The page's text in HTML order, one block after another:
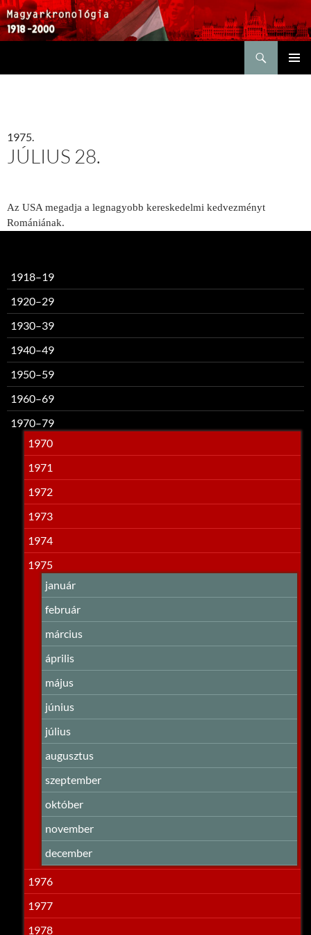
1975.
JÚLIUS 28.
Az USA megadja a legnagyobb kereskedelmi kedvezményt
Romániának.
1918–19
1920–29
1930–39
1940–49
1950–59
1960–69
1970–79
1970
1971
1972
1973
1974
1975
január
február
március
április
május
június
július
augusztus
szeptember
október
november
december
1976
1977
1978